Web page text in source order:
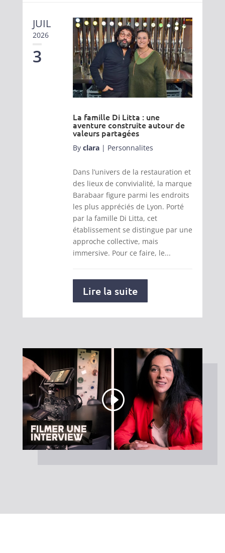
JUIL
2026
3
La famille Di Litta : une
aventure construite autour de
valeurs partagées
By clara| Personnalites
Dans l’univers de la restauration et
des lieux de convivialité, la marque
Barabaar figure parmi les endroits
les plus appréciés de Lyon. Porté
par la famille Di Litta, cet
établissement se distingue par une
approche collective, mais
immersive. Pour ce faire, le...
Lire la suite